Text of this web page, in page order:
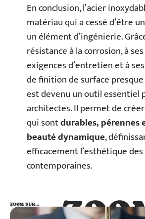
En conclusion, l’acier
matériau qui a cessé d’être
un élément d’ingénierie.
résistance à la corrosion, à
exigences d’entretien et à
de finition de surface
est devenu un outil essentiel
architectes. Il permet de
qui sontdurables, pérennes
beauté dynamique,
efficacement l’esthétique
contemporaines.
ZOOM SUR…